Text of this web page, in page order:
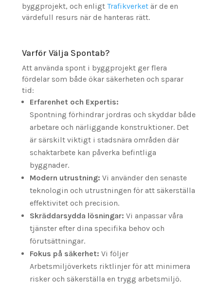
byggprojekt, och enligt Trafikverketär de en
värdefull resurs när de hanteras rätt.
Varför Välja Spontab?
Att använda spont i byggprojekt ger flera
fördelar som både ökar säkerheten och sparar
tid:
Erfarenhet och Expertis:
Spontning förhindrar jordras och skyddar både
arbetare och närliggande konstruktioner. Det
är särskilt viktigt i stadsnära områden där
schaktarbete kan påverka befintliga
byggnader.
Modern utrustning: Vi använder den senaste
teknologin och utrustningen för att säkerställa
effektivitet och precision.
Skräddarsydda lösningar: Vi anpassar våra
tjänster efter dina specifika behov och
förutsättningar.
Fokus på säkerhet: Vi följer
Arbetsmiljöverkets riktlinjer för att minimera
risker och säkerställa en trygg arbetsmiljö.